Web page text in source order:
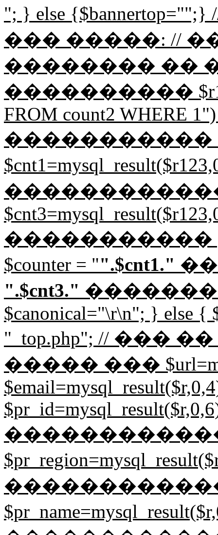
"; } else
��� �����: //
�������� ��
����������
FROM count2 WHERE
�����������
�����������
$counter = "".$cnt1."
".$cnt3."
$canonical="\r\n"; } else {
"_top.php"; // ���
����� ���